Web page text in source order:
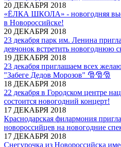
20 ДЕКАБРЯ 2018
«ЁЛКА ШКОЛА» - новогодняя
в Новороссийске!
20 ДЕКАБРЯ 2018
23 декабря парк им. Ленина
девчонок встретить новогоднюю
19 ДЕКАБРЯ 2018
23 декабря приглашаем всех
"Забеге Дедов Морозов" 🎅🎅🎅
18 ДЕКАБРЯ 2018
22 декабря в Городском центре
состоится новогодний концерт!
17 ДЕКАБРЯ 2018
Краснодарская филармония
новороссийцев на новогодние
17 ДЕКАБРЯ 2018
Снегурочка из Новороссийска